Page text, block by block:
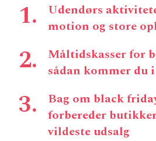
Udendørs
motion og store
Måltidskasser for
sådan kommer du
Bag om black
forbereder
vildeste udsalg